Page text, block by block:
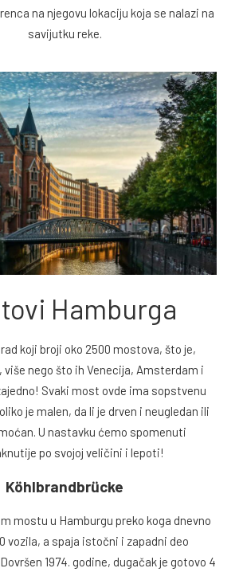
na njegovu lokaciju koja se nalazi na
savijutku reke.
Hamburga
koji broji oko 2500 mostova, što je,
više nego što ih Venecija, Amsterdam i
Svaki most ovde ima sopstvenu
je malen, da li je drven i neugledan ili
U nastavku ćemo spomenuti
po svojoj veličini i lepoti!
Köhlbrandbrücke
mostu u Hamburgu preko koga dnevno
vozila, a spaja istočni i zapadni deo
1974. godine, dugačak je gotovo 4